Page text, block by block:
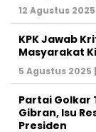
12 Agustus
KPK Jawab
Masyarakat
5 Agustus 2025
Partai Golkar
Gibran, Isu
Presiden